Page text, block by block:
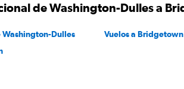
de Washington-Dulles a
Washington-Dulles Vuelos a Bridgetown